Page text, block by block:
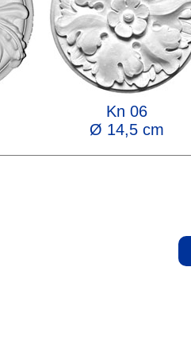
Kn 06
Ø 14,5 cm